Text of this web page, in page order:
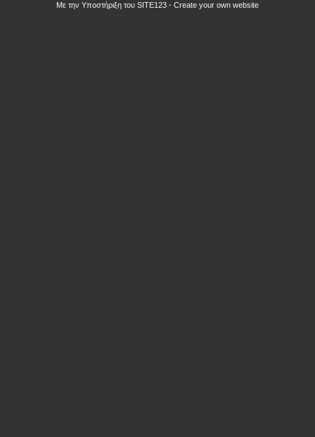
Με την Υποστήριξη του SITE123 - Create your own website